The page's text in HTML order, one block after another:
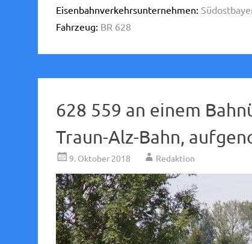
Eisenbahnverkehrsunternehmen:
Fahrzeug: BR 628
628 559 an einem
Traun-Alz-Bahn,
9. Oktober 2018 Redaktion